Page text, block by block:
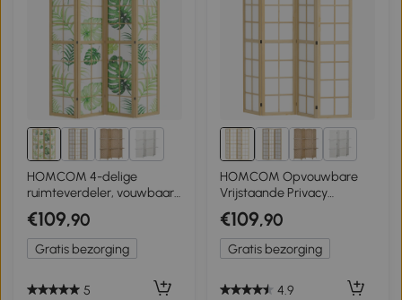
9+
HOMCOM 4-delige
ruimteverdeler, vouwbaar,
boho-design, tropisch
motief, vrijstaande
ruimteverdeler, houten
frame, groen
€109,90
Gratis bezorging
5
9+
HOMCOM Opvouwbare
Vrijstaande Privacy
Scheidingswand voor
Woonkamer, Slaapkamer,
Kantoor, 160 x 170 cm
€109,90
Gratis bezorging
4.9